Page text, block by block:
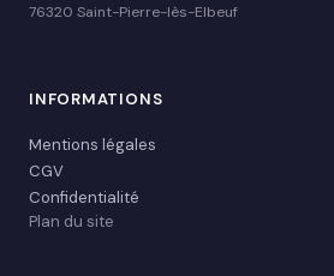
76320 Saint-Pierre-lès-Elbeuf
INFORMATIONS
Mentions légales
CGV
Confidentialité
Plan du site